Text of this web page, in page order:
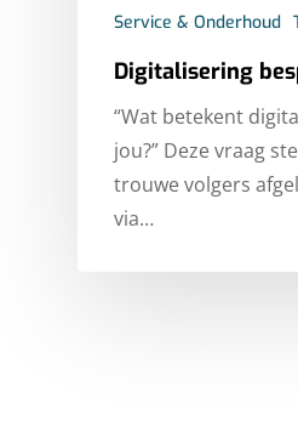
Service & Onderhoud
Digitalisering
“Wat betekent
jou?” Deze vraag
trouwe volgers
via…